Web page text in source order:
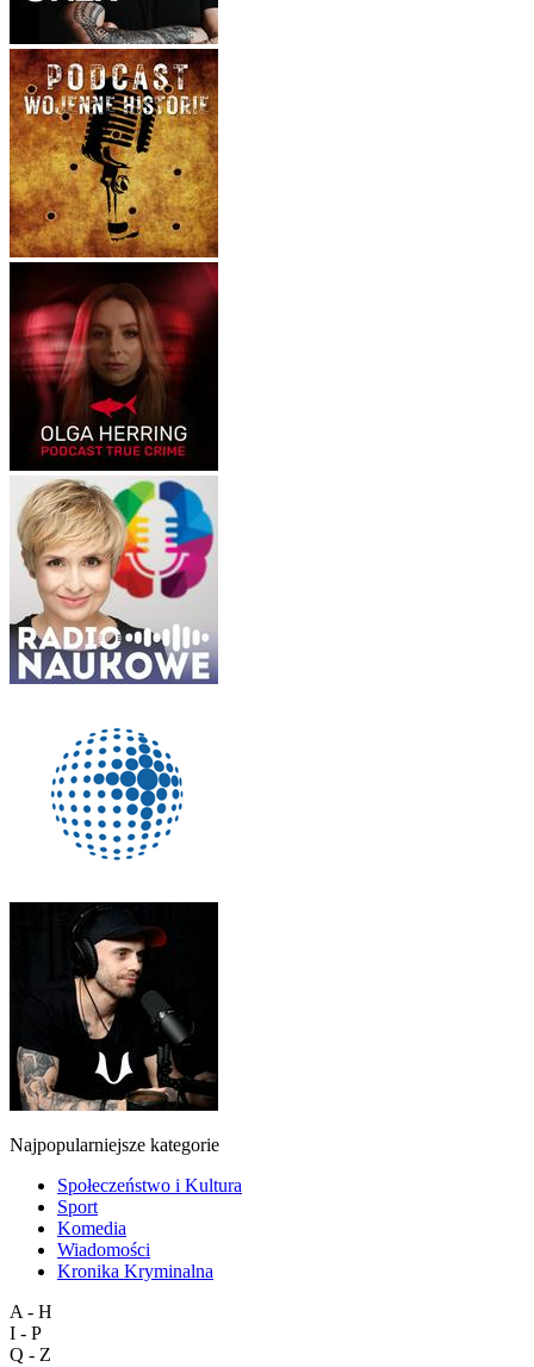
Najpopularniejsze kategorie
Społeczeństwo i Kultura
Sport
Komedia
Wiadomości
Kronika Kryminalna
A - H
I - P
Q - Z